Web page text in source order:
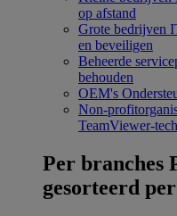
op afstand
Grote bedrijven
en beveiligen
Beheerde
behouden
OEM's
Non-
TeamViewer-
Per branches
gesorteerd